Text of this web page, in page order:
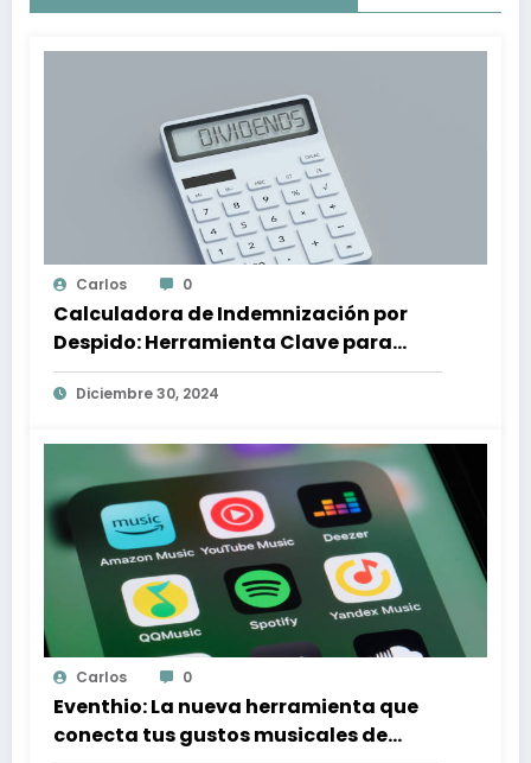
Carlos 0
Calculadora de Indemnización por
Despido: Herramienta Clave para
Proteger tus Derechos Laborales
Diciembre 30, 2024
Carlos 0
Eventhio: La nueva herramienta que
conecta tus gustos musicales de